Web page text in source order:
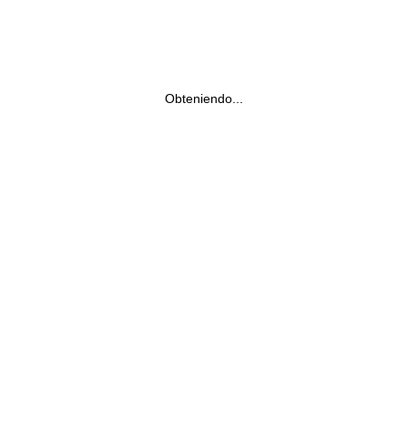
Obteniendo...